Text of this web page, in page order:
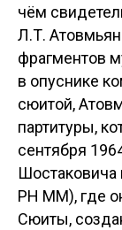
чём
Л.Т.
фрагментов
в опуснике
сюитой,
партитуры,
сентября
РН ММ), где
Сюиты,